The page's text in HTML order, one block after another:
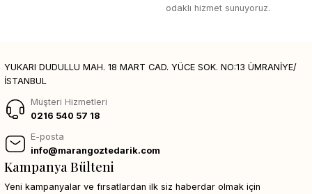
odaklı hizmet sunuyoruz.
YUKARI DUDULLU MAH. 18 MART CAD. YÜCE SOK. NO:13 ÜMRANİYE/
İSTANBUL
Müşteri Hizmetleri
0216 540 57 18
E-posta
info@marangoztedarik.com
Kampanya Bülteni
Yeni kampanyalar ve fırsatlardan ilk siz haberdar olmak için